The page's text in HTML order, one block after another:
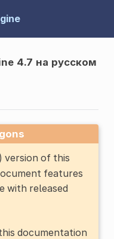
4.7 на русском
version of this
features
with released
documentation